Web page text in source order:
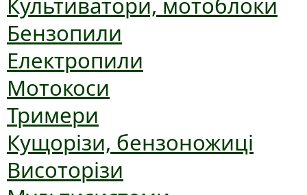
Бензопили
Електропили
Мотокоси
Тримери
Кущорізи, бензоножиці
Висоторізи